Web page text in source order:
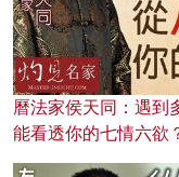
曆法家侯天同：遇到
能看透你的七情六欲